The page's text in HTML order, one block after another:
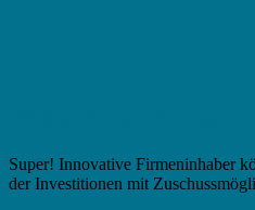
Super! Innovative Firmeninhaber
der Investitionen mit